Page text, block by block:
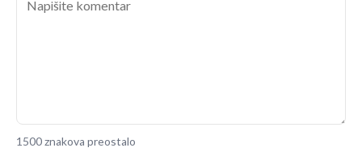
1500 znakova preostalo